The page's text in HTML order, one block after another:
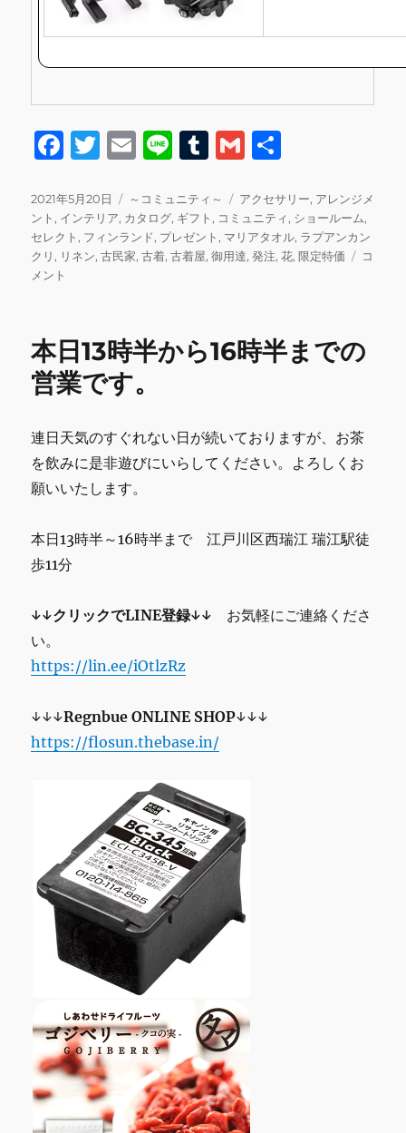
F
c
e
b
k
T
it
te
r
E
ai
l
Li
e
T
m
bl
r
G
ai
l
投
稿
日:
2021年5月20日
カ
テ
ゴ
リ
～コミュニティ～
タ
グ
アクセサリー, アレンジメ
ント , インテリア, カタログ, ギフト , コミュニティ, ショールーム,
セレクト , フィンランド, プレゼント , マリアタオル, ラプアンカン
クリ , リネン,古民家,古着,古着屋,御用達,発注,花,限定特価
本
か
ま
で
時
時
コ
メント
本日13時半から16時半までの
営業です。
連日天気のすぐれない日が続いておりますが、お茶
を飲みに是非遊びにいらしてください。よろしくお
願いいたします。
本日13時半～16時半まで 江戸川区西瑞江 瑞江駅徒
歩11分
↓↓クリックでLINE登録↓↓ お気軽にご連絡くださ
い。
https://lin.ee/iOtlzRz
↓↓↓RegnbueONLINE SHOP↓↓↓
https://flosun.thebase.in/